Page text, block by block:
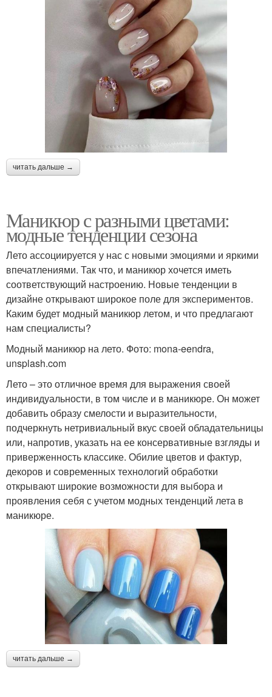
читать дальше →
Маникюр с разными цветами:
модные тенденции сезона
Лето ассоциируется у нас с новыми эмоциями и яркими
впечатлениями. Так что, и маникюр хочется иметь
соответствующий настроению. Новые тенденции в
дизайне открывают широкое поле для экспериментов.
Каким будет модный маникюр летом, и что предлагают
нам специалисты?
Модный маникюр на лето. Фото: mona-eendra,
unsplash.com
Лето – это отличное время для выражения своей
индивидуальности, в том числе и в маникюре. Он может
добавить образу смелости и выразительности,
подчеркнуть нетривиальный вкус своей обладательницы
или, напротив, указать на ее консервативные взгляды и
приверженность классике. Обилие цветов и фактур,
декоров и современных технологий обработки
открывают широкие возможности для выбора и
проявления себя с учетом модных тенденций лета в
маникюре.
читать дальше →